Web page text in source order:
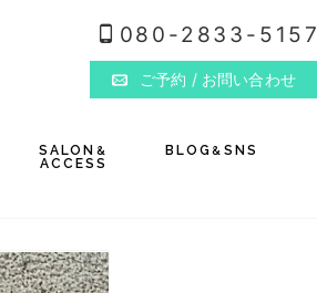
080-2833-5157
ご予約 / お問い合わせ
SALON &
ACCESS
BLOG & SNS